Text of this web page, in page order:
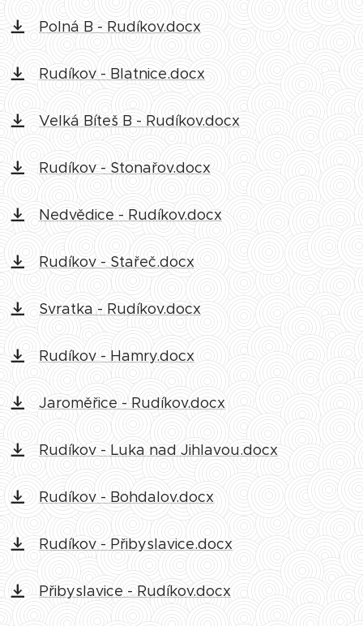
Polná B - Rudíkov.docx
Rudíkov - Blatnice.docx
Velká Bíteš B - Rudíkov.docx
Rudíkov - Stonařov.docx
Nedvědice - Rudíkov.docx
Rudíkov - Stařeč.docx
Svratka - Rudíkov.docx
Rudíkov - Hamry.docx
Jaroměřice - Rudíkov.docx
Rudíkov - Luka nad Jihlavou.docx
Rudíkov - Bohdalov.docx
Rudíkov - Přibyslavice.docx
Přibyslavice - Rudíkov.docx